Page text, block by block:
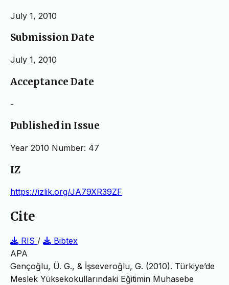
July 1, 2010
Submission Date
July 1, 2010
Acceptance Date
-
Published in Issue
Year 2010 Number: 47
IZ
https://izlik.org/JA79XR39ZF
Cite
RIS /
Bibtex
APA
Gençoğlu, Ü. G., & İşseveroğlu, G. (2010). Türkiye’de
Meslek Yüksekokullarındaki Eğitimin Muhasebe